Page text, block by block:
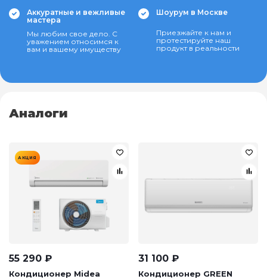
Аккуратные и вежливые
мастера
Мы любим свое дело. С
уважением относимся к
вам и вашему имуществу
Шоурум в Москве
Приезжайте к нам и
протестируйте наш
продукт в реальности
Аналоги
АКЦИЯ
55 290 ₽
Кондиционер Midea
31 100 ₽
Кондиционер GREEN